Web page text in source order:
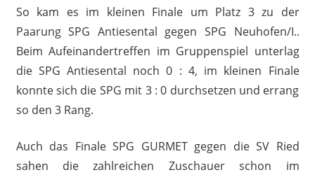
So kam es im kleinen Finale um Platz 3 zu der
Paarung SPG Antiesental gegen SPG Neuhofen/I..
Beim Aufeinandertreffen im Gruppenspiel unterlag
die SPG Antiesental noch 0 : 4, im kleinen Finale
konnte sich die SPG mit 3 : 0 durchsetzen und errang
so den 3 Rang.
Auch das Finale SPG GURMET gegen die SV Ried
sahen die zahlreichen Zuschauer schon im